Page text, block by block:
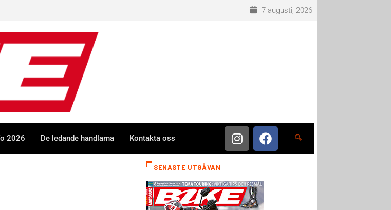
7 augusti, 2026
2026 De ledande handlarna Kontakta oss
SENASTE UTGÅVAN